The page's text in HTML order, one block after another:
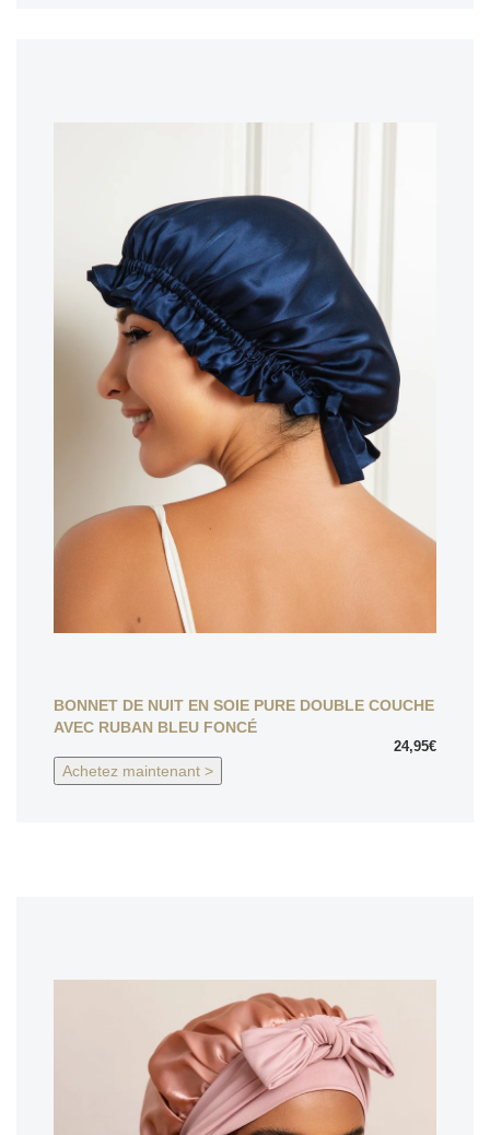
BONNET DE NUIT EN SOIE PURE DOUBLE COUCHE
AVEC RUBAN BLEU FONCÉ
24,95€
Achetez maintenant >